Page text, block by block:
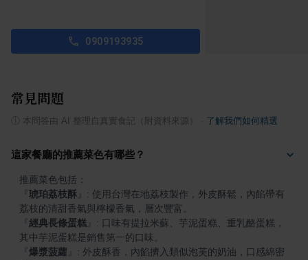
0909193935
常見問題
本問答由 AI 整理自真實食記（附資料來源） 了解我們如何精選
這家餐廳的推薦菜色有哪些？
琥珀荔枝酥
: 使用台灣在地荔枝製作，外皮酥鬆，內餡帶有
經典長條蛋糕
: 口味有提拉米蘇、芋泥蛋糕、重乳酪蛋糕，
爆漿菠蘿
: 外皮酥香，內餡擠入類似泡芙的奶油，口感綿密